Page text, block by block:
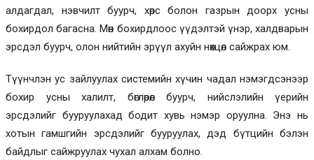
алдагдал, нэвчилт буурч, хөрс болон газрын доорх усны
бохирдол багасна. Мөн бохирдлоос үүдэлтэй үнэр, халдварын
эрсдэл буурч, олон нийтийн эрүүл ахуйн нөхцөл сайжрах юм.
Түүнчлэн ус зайлуулах системийн хүчин чадал нэмэгдсэнээр
бохир усны халилт, бөглөрөл буурч, нийслэлийн үерийн
эрсдэлийг бууруулахад бодит хувь нэмэр оруулна. Энэ нь
хотын гамшгийн эрсдэлийг бууруулах, дэд бүтцийн бэлэн
байдлыг сайжруулах чухал алхам болно.